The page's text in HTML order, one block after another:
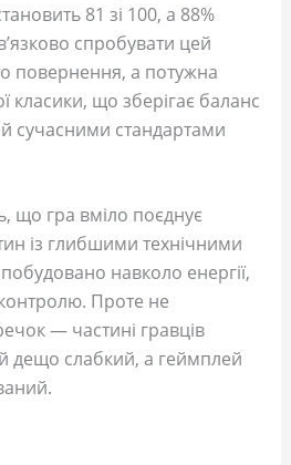
81 зі 100, а 88%
спробувати цей
повернення, а потужна
класики, що зберігає баланс
сучасними стандартами
що гра вміло поєднує
із глибшими технічними
навколо енергії,
контролю. Проте не
— частині гравців
дещо слабкий, а геймплей